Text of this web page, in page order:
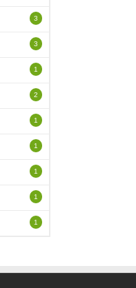
3
3
1
2
1
1
1
1
1